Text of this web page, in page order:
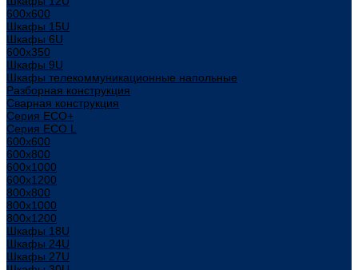
600x600
Шкафы 15U
Шкафы 6U
600x350
Шкафы 9U
Шкафы телекоммуникационные напольные
Разборная конструкция
Сварная конструкция
Серия ECO+
Серия ECO L
600x600
600x800
600х1000
600х1200
800x800
800х1000
800х1200
Шкафы 18U
Шкафы 24U
Шкафы 27U